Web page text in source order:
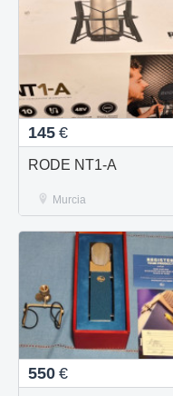
145 €
RODE NT1-A
Murcia
550 €